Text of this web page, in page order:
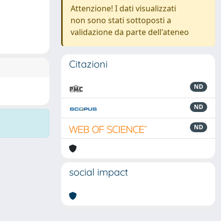
Attenzione! I dati visualizzati
non sono stati sottoposti a
validazione da parte dell'ateneo
Citazioni
ND
ND
ND
social impact